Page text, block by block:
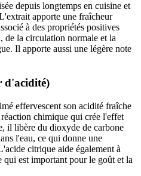
depuis longtemps en cuisine et
apporte une fraîcheur
à des propriétés positives
de la circulation normale et la
Il apporte aussi une légère note
d'acidité)
effervescent son acidité fraîche
chimique qui crée l'effet
il libère du dioxyde de carbone
l'eau, ce qui donne une
citrique aide également à
est important pour le goût et la